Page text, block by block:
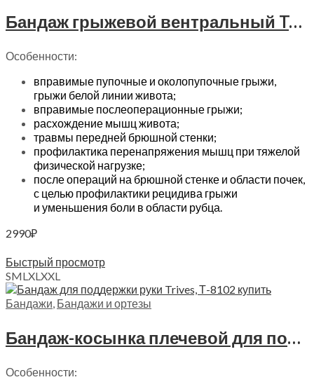
Бандаж грыжевой вентральный Trives, Т.26.12 (Т-1442)
Особенности:
вправимые пупочные и околопупочные грыжи,
грыжи белой линии живота;
вправимые послеоперационные грыжи;
расхождение мышц живота;
травмы передней брюшной стенки;
профилактика перенапряжения мышц при тяжелой
физической нагрузке;
после операций на брюшной стенке и области почек,
с целью профилактики рецидива грыжи
и уменьшения боли в области рубца.
2990₽
Быстрый просмотр
SMLXLXXL
Бандажи, Бандажи и ортезы
Бандаж-косынка плечевой для поддержки руки Trives, Т.30.02 (Т-8102)
Особенности: